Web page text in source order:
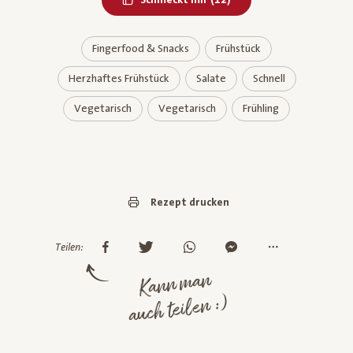
Fingerfood & Snacks Frühstück
Herzhaftes Frühstück Salate Schnell
Vegetarisch Vegetarisch Frühling
Rezept drucken
Teilen:
Kann man
auch teilen :)